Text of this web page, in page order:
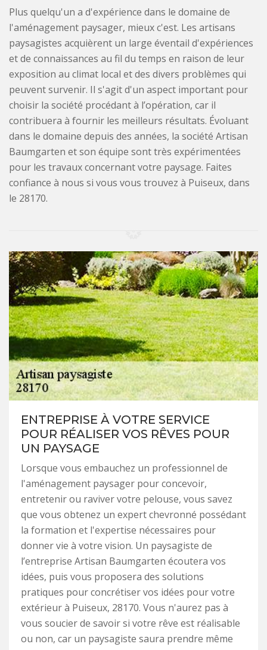
Plus quelqu'un a d'expérience dans le domaine de
l'aménagement paysager, mieux c'est. Les artisans
paysagistes acquièrent un large éventail d'expériences
et de connaissances au fil du temps en raison de leur
exposition au climat local et des divers problèmes qui
peuvent survenir. Il s'agit d'un aspect important pour
choisir la société procédant à l’opération, car il
contribuera à fournir les meilleurs résultats. Évoluant
dans le domaine depuis des années, la société Artisan
Baumgarten et son équipe sont très expérimentées
pour les travaux concernant votre paysage. Faites
confiance à nous si vous vous trouvez à Puiseux, dans
le 28170.
ENTREPRISE À VOTRE SERVICE
POUR RÉALISER VOS RÊVES POUR
UN PAYSAGE
Lorsque vous embauchez un professionnel de
l'aménagement paysager pour concevoir,
entretenir ou raviver votre pelouse, vous savez
que vous obtenez un expert chevronné possédant
la formation et l'expertise nécessaires pour
donner vie à votre vision. Un paysagiste de
l’entreprise Artisan Baumgarten écoutera vos
idées, puis vous proposera des solutions
pratiques pour concrétiser vos idées pour votre
extérieur à Puiseux, 28170. Vous n'aurez pas à
vous soucier de savoir si votre rêve est réalisable
ou non, car un paysagiste saura prendre même